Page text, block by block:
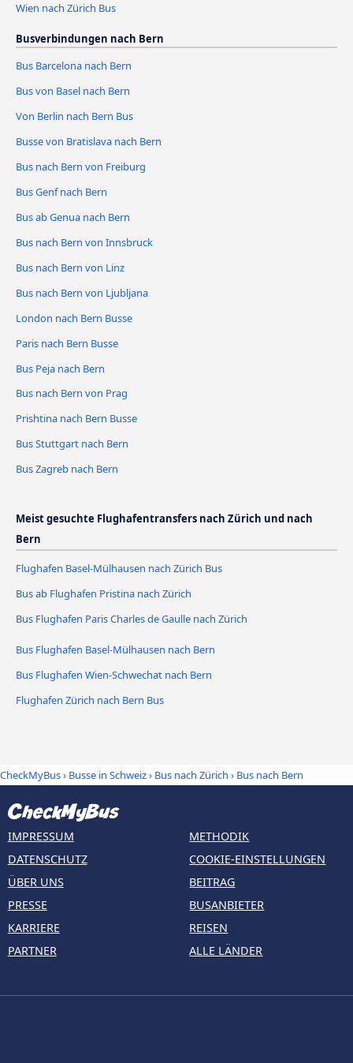
Wien nach Zürich Bus
Busverbindungen nach Bern
Bus Barcelona nach Bern
Bus von Basel nach Bern
Von Berlin nach Bern Bus
Busse von Bratislava nach Bern
Bus nach Bern von Freiburg
Bus Genf nach Bern
Bus ab Genua nach Bern
Bus nach Bern von Innsbruck
Bus nach Bern von Linz
Bus nach Bern von Ljubljana
London nach Bern Busse
Paris nach Bern Busse
Bus Peja nach Bern
Bus nach Bern von Prag
Prishtina nach Bern Busse
Bus Stuttgart nach Bern
Bus Zagreb nach Bern
Meist gesuchte Flughafentransfers nach Zürich und nach
Bern
Flughafen Basel-Mülhausen nach Zürich Bus
Bus ab Flughafen Pristina nach Zürich
Bus Flughafen Paris Charles de Gaulle nach Zürich
Bus Flughafen Basel-Mülhausen nach Bern
Bus Flughafen Wien-Schwechat nach Bern
Flughafen Zürich nach Bern Bus
CheckMyBus› Busse in Schweiz› Bus nach Zürich › Bus nach Bern
IMPRESSUM
DATENSCHUTZ
ÜBER UNS
PRESSE
KARRIERE
PARTNER
METHODIK
COOKIE-EINSTELLUNGEN
BEITRAG
BUSANBIETER
REISEN
ALLE LÄNDER